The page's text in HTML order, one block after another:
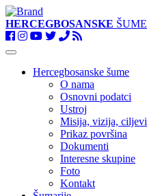
HERCEGBOSANSKE ŠUME
Toggle
navigationHercegbosanske šume
O nama
Osnovni podatci
Ustroj
Misija, vizija, ciljevi
Prikaz površina
Dokumenti
Interesne skupine
Foto
Kontakt